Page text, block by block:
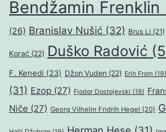
Bendžamin Frenklin
(26) Branislav Nušić (32) Brus Li (21)
Korać (22) Duško Radović
F. Kenedi (23) Džon Vuden (22) Erih From (19)
(31) Ezop (27) Fjodor Dostojevski (19)
Niče (27) Georg Vilhelm Fridrih Hegel (20)